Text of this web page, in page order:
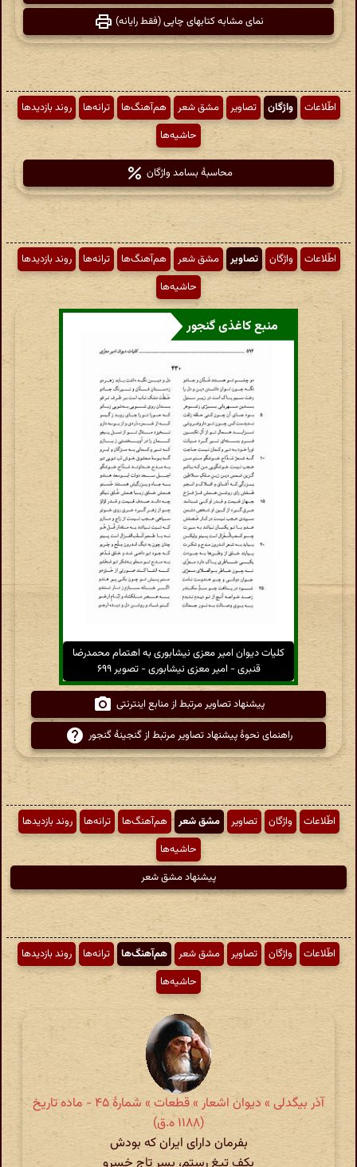
نمای مشابه کتابهای چاپی (فقط رایانه)
اطّلاعات واژگان تصاویر مشق شعر هم‌آهنگ‌ها ترانه‌ها
روند بازدیدها
حاشیه‌ها
محاسبهٔ بسامد واژگان
اطّلاعات واژگان تصاویر مشق شعر هم‌آهنگ‌ها ترانه‌ها
روند بازدیدها
حاشیه‌ها
منبع کاغذی گنجور
کلیات دیوان امیر معزی نیشابوری به اهتمام محمدرضا
قنبری - امیر معزی نیشابوری - تصویر ۶۹۹
پیشنهاد تصاویر مرتبط از منابع اینترنتی
راهنمای نحوهٔ پیشنهاد تصاویر مرتبط از گنجینهٔ گنجور
اطّلاعات واژگان تصاویر مشق شعر هم‌آهنگ‌ها ترانه‌ها
روند بازدیدها
حاشیه‌ها
پیشنهاد مشق شعر
اطّلاعات واژگان تصاویر مشق شعر هم‌آهنگ‌ها ترانه‌ها
روند بازدیدها
حاشیه‌ها
آذر بیگدلی » دیوان اشعار » قطعات » شمارهٔ ۴۵ - ماده تاریخ
(۱۱۸۸ ه.ق)
بفرمان دارای ایران که بودش